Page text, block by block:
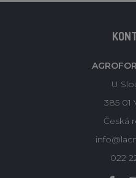
U
385 01
Česká
022